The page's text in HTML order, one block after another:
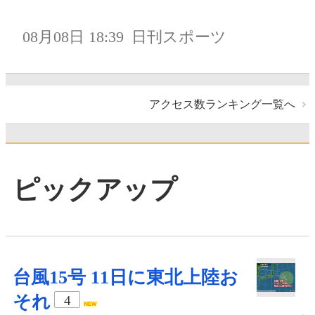
08月08日 18:39 日刊スポーツ
アクセス数ランキング一覧へ
ピックアップ
台風15号 11日に東北上陸お
それ
4